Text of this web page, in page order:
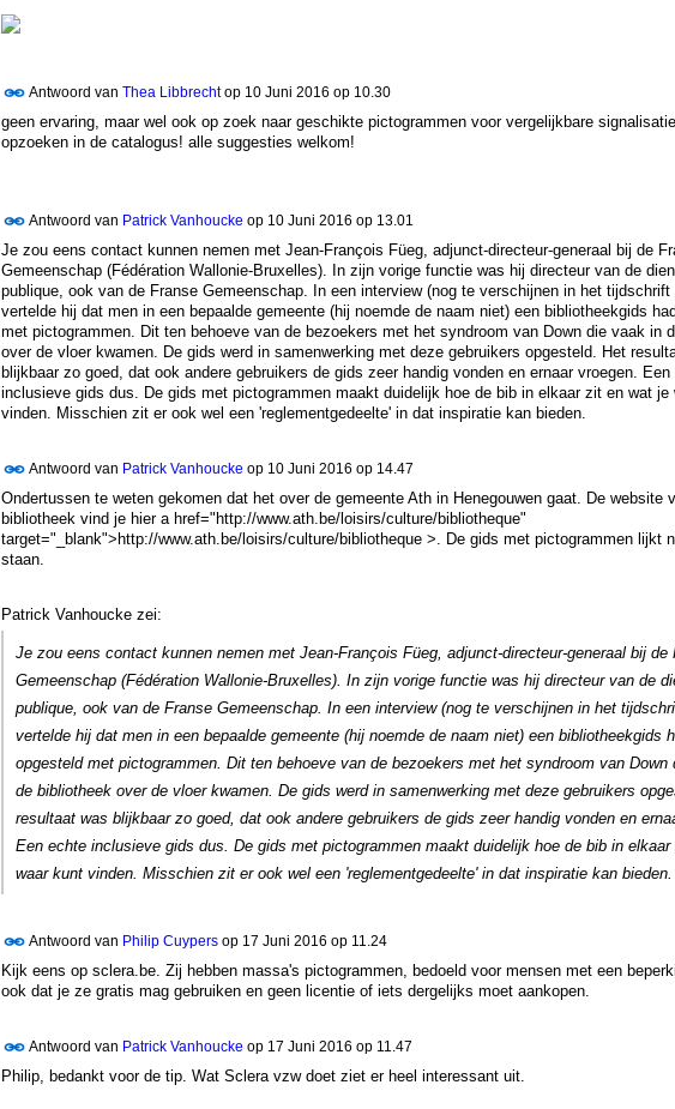
Antwoord van Thea Libbrechtop 10 Juni 2016 op 10.30
geen ervaring, maar wel ook op zoek naar geschikte pictogrammen voor vergelijkbare
opzoeken in de catalogus! alle suggesties welkom!
Antwoord van Patrick Vanhoucke op 10 Juni 2016 op 13.01
Je zou eens contact kunnen nemen met Jean-François Füeg, adjunct-directeur-generaal bij de
Gemeenschap (Fédération Wallonie-Bruxelles). In zijn vorige functie was hij directeur van de
publique, ook van de Franse Gemeenschap. In een interview (nog te verschijnen in het tijdschrift
vertelde hij dat men in een bepaalde gemeente (hij noemde de naam niet) een bibliotheekgids
met pictogrammen. Dit ten behoeve van de bezoekers met het syndroom van Down die vaak in
over de vloer kwamen. De gids werd in samenwerking met deze gebruikers opgesteld. Het
blijkbaar zo goed, dat ook andere gebruikers de gids zeer handig vonden en ernaar vroegen. Een
inclusieve gids dus. De gids met pictogrammen maakt duidelijk hoe de bib in elkaar zit en wat je
vinden. Misschien zit er ook wel een 'reglementgedeelte' in dat inspiratie kan bieden.
Antwoord van Patrick Vanhoucke op 10 Juni 2016 op 14.47
Ondertussen te weten gekomen dat het over de gemeente Ath in Henegouwen gaat. De website
bibliotheek vind je hier a href="http://www.ath.be/loisirs/culture/bibliotheque"
target="_blank">http://www.ath.be/loisirs/culture/bibliotheque >. De gids met pictogrammen lijkt
staan.
Patrick Vanhoucke zei:
Je zou eens contact kunnen nemen met Jean-François Füeg, adjunct-directeur-generaal bij de
Gemeenschap (Fédération Wallonie-Bruxelles). In zijn vorige functie was hij directeur van de
publique, ook van de Franse Gemeenschap. In een interview (nog te verschijnen in het
vertelde hij dat men in een bepaalde gemeente (hij noemde de naam niet) een bibliotheekgids
opgesteld met pictogrammen. Dit ten behoeve van de bezoekers met het syndroom van Down
de bibliotheek over de vloer kwamen. De gids werd in samenwerking met deze gebruikers
resultaat was blijkbaar zo goed, dat ook andere gebruikers de gids zeer handig vonden en
Een echte inclusieve gids dus. De gids met pictogrammen maakt duidelijk hoe de bib in
waar kunt vinden. Misschien zit er ook wel een 'reglementgedeelte' in dat inspiratie kan bieden.
Antwoord van Philip Cuypersop 17 Juni 2016 op 11.24
Kijk eens op sclera.be. Zij hebben massa's pictogrammen, bedoeld voor mensen met een
ook dat je ze gratis mag gebruiken en geen licentie of iets dergelijks moet aankopen.
Antwoord van Patrick Vanhoucke op 17 Juni 2016 op 11.47
Philip, bedankt voor de tip. Wat Sclera vzw doet ziet er heel interessant uit.